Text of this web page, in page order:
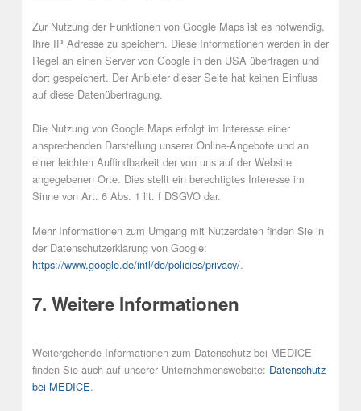
Zur Nutzung der Funktionen von Google Maps ist es notwendig,
Ihre IP Adresse zu speichern. Diese Informationen werden in der
Regel an einen Server von Google in den USA übertragen und
dort gespeichert. Der Anbieter dieser Seite hat keinen Einfluss
auf diese Datenübertragung.
Die Nutzung von Google Maps erfolgt im Interesse einer
ansprechenden Darstellung unserer Online-Angebote und an
einer leichten Auffindbarkeit der von uns auf der Website
angegebenen Orte. Dies stellt ein berechtigtes Interesse im
Sinne von Art. 6 Abs. 1 lit. f DSGVO dar.
Mehr Informationen zum Umgang mit Nutzerdaten finden Sie in
der Datenschutzerklärung von Google:
https://www.google.de/intl/de/policies/privacy/.
7. Weitere Informationen
Weitergehende Informationen zum Datenschutz bei MEDICE
finden Sie auch auf unserer Unternehmenswebsite: Datenschutz
bei MEDICE.